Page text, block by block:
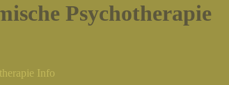
Psychotherapie
Info